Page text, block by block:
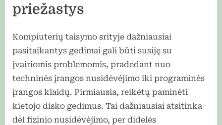
priežastys
Kompiuterių taisymo srityje dažniausiai
pasitaikantys gedimai gali būti susiję su
įvairiomis problemomis, pradedant nuo
techninės įrangos nusidėvėjimo iki programinės
įrangos klaidų. Pirmiausia, reikėtų paminėti
kietojo disko gedimus. Tai dažniausiai atsitinka
dėl fizinio nusidėvėjimo, per didelės